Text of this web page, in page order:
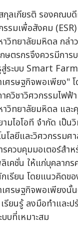
ลเกียรติ รองคณบดี
รมเพื่อสังคม
วิทยาลัยมหิดล กล่า
ษตรกรจึงควรมีการ
ระบบ Smart
ศรษฐกิจพอเพียง"
ควิชาวิศวกรรมไฟฟ้
วิทยาลัยมหิดล และ
ไอโอที จำกัด เป็น
โลยีและวิศวกรรมศ
วบคุมมอเตอร์สำห
คชั่น ให้แก่บุคลากร
เรียน โดยแนวคิด
ศรษฐกิจพอเพียงนั้
รียนรู้ ลงมือทำและป
บที่เหมาะสม